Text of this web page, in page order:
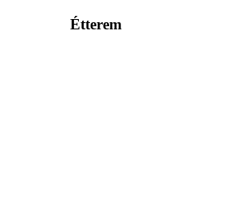
Étterem